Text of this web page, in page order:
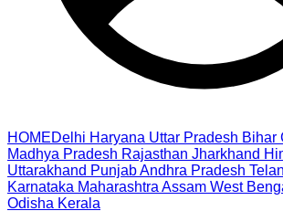
HOMEDelhi Haryana Uttar Pradesh Bihar
Madhya Pradesh Rajasthan Jharkhand
Uttarakhand PunjabAndhra Pradesh
Karnataka Maharashtra Assam West
Odisha Kerala